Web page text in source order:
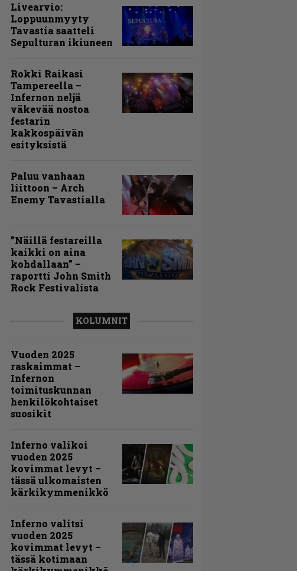
Livearvio:
Loppuunmyyty
Tavastia saatteli
Sepulturan ikiuneen
Rokki Raikasi
Tampereella –
Infernon neljä
väkevää nostoa
festarin
kakkospäivän
esityksistä
Paluu vanhaan
liittoon – Arch
Enemy Tavastialla
”Näillä festareilla
kaikki on aina
kohdallaan” –
raportti John Smith
Rock Festivalista
KOLUMNIT
Vuoden 2025
raskaimmat –
Infernon
toimituskunnan
henkilökohtaiset
suosikit
Inferno valikoi
vuoden 2025
kovimmat levyt –
tässä ulkomaisten
kärkikymmenikkö
Inferno valitsi
vuoden 2025
kovimmat levyt –
tässä kotimaan